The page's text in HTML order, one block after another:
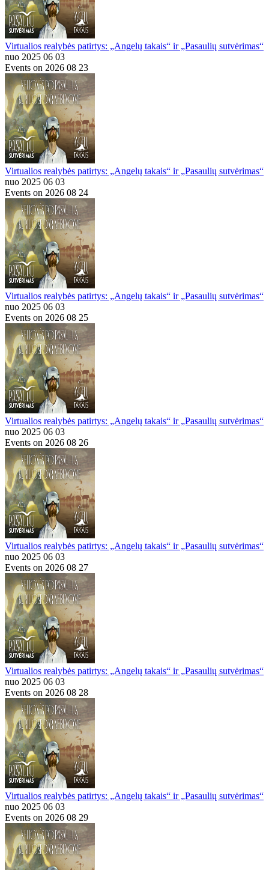
Virtualios realybės patirtys: „Angelų takais“ ir „Pasaulių sutvėrimas“
nuo 2025 06 03
Events on 2026 08 23
Virtualios realybės patirtys: „Angelų takais“ ir „Pasaulių sutvėrimas“
nuo 2025 06 03
Events on 2026 08 24
Virtualios realybės patirtys: „Angelų takais“ ir „Pasaulių sutvėrimas“
nuo 2025 06 03
Events on 2026 08 25
Virtualios realybės patirtys: „Angelų takais“ ir „Pasaulių sutvėrimas“
nuo 2025 06 03
Events on 2026 08 26
Virtualios realybės patirtys: „Angelų takais“ ir „Pasaulių sutvėrimas“
nuo 2025 06 03
Events on 2026 08 27
Virtualios realybės patirtys: „Angelų takais“ ir „Pasaulių sutvėrimas“
nuo 2025 06 03
Events on 2026 08 28
Virtualios realybės patirtys: „Angelų takais“ ir „Pasaulių sutvėrimas“
nuo 2025 06 03
Events on 2026 08 29